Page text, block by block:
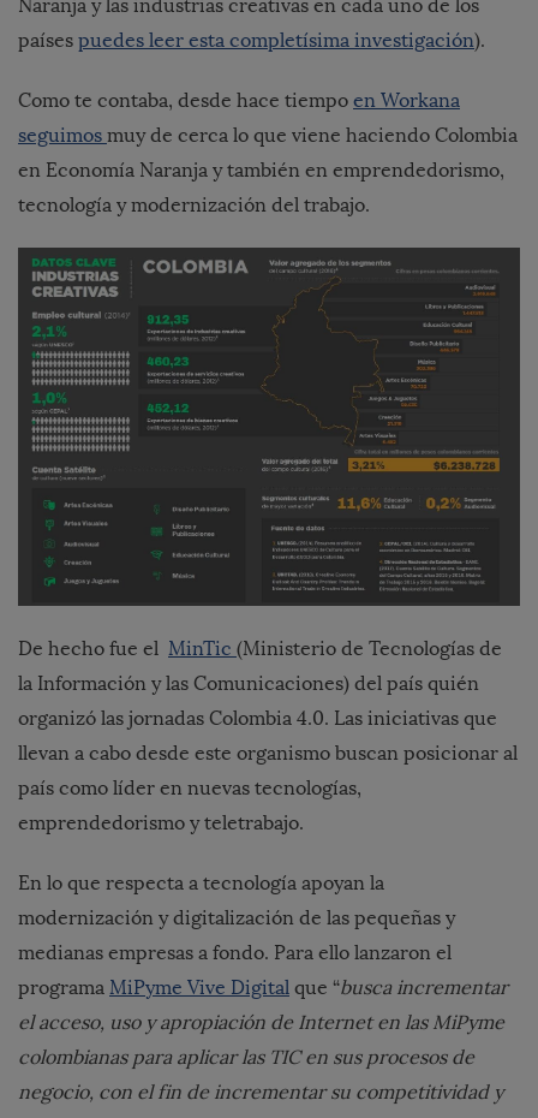
Naranja y las industrias creativas en cada uno de los
países puedes leer esta completísima investigación).
Como te contaba, desde hace tiempo en Workana
seguimos muy de cerca lo que viene haciendo Colombia
en Economía Naranja y también en emprendedorismo,
tecnología y modernización del trabajo.
De hecho fue el MinTic (Ministerio de Tecnologías de
la Información y las Comunicaciones) del país quién
organizó las jornadas Colombia 4.0. Las iniciativas que
llevan a cabo desde este organismo buscan posicionar al
país como líder en nuevas tecnologías,
emprendedorismo y teletrabajo.
En lo que respecta a tecnología apoyan la
modernización y digitalización de las pequeñas y
medianas empresas a fondo. Para ello lanzaron el
programa MiPyme Vive Digital que “busca incrementar
el acceso, uso y apropiación de Internet en las MiPyme
colombianas para aplicar las TIC en sus procesos de
negocio, con el fin de incrementar su competitividad y